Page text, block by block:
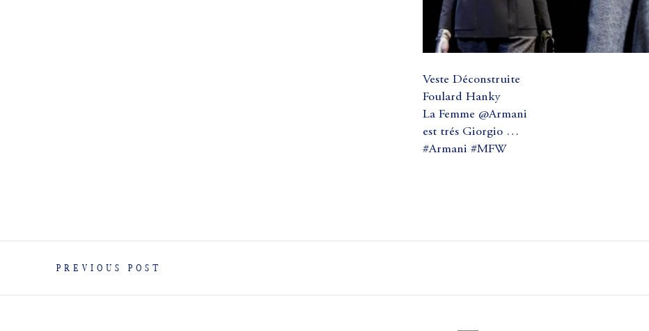
Veste Déconstruite
Foulard Hanky
La Femme @Armani
est trés Giorgio …
#Armani #MFW
PREVIOUS POST